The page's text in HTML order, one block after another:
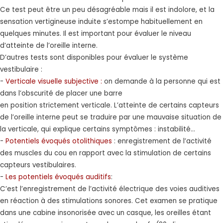
Ce test peut être un peu désagréable mais il est indolore, et la
sensation vertigineuse induite s’estompe habituellement en
quelques minutes. Il est important pour évaluer le niveau
d‘atteinte de l’oreille interne.
D’autres tests sont disponibles pour évaluer le système
vestibulaire :
- Verticale visuelle subjective : on demande à la personne qui est
dans l’obscurité de placer une barre
en position strictement verticale. L’atteinte de certains capteurs
de l’oreille interne peut se traduire par une mauvaise situation de
la verticale, qui explique certains symptômes : instabilité…
- Potentiels évoqués otolithiques : enregistrement de l’activité
des muscles du cou en rapport avec la stimulation de certains
capteurs vestibulaires.
- Les potentiels évoqués auditifs:
C’est l’enregistrement de l’activité électrique des voies auditives
en réaction à des stimulations sonores. Cet examen se pratique
dans une cabine insonorisée avec un casque, les oreilles étant